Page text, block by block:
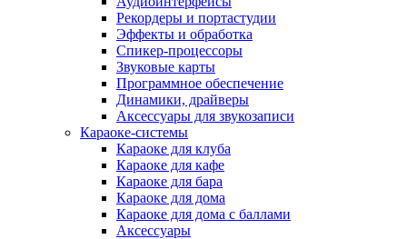
Рекордеры и портастудии
Эффекты и обработка
Спикер-процессоры
Звуковые карты
Программное обеспечение
Динамики, драйверы
Аксессуары для звукозаписи
Караоке-системы
Караоке для клуба
Караоке для кафе
Караоке для бара
Караоке для дома
Караоке для дома с баллами
Аксессуары